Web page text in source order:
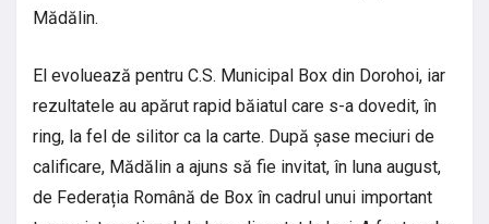
Mădălin.
El evoluează pentru C.S. Municipal Box din Dorohoi, iar
rezultatele au apărut rapid băiatul care s-a dovedit, în
ring, la fel de silitor ca la carte. După șase meciuri de
calificare, Mădălin a ajuns să fie invitat, în luna august,
de Federația Română de Box în cadrul unui important